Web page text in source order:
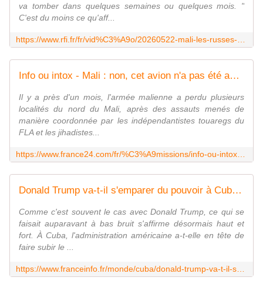
va tomber dans quelques semaines ou quelques mois. "
C'est du moins ce qu'aff...
Info ou intox - Mali : non, cet avion n'a pas été accidenté par une frappe de drone
Il y a près d'un mois, l'armée malienne a perdu plusieurs
localités du nord du Mali, après des assauts menés de
manière coordonnée par les indépendantistes touaregs du
FLA et les jihadistes...
Donald Trump va-t-il s'emparer du pouvoir à Cuba ?
Comme c'est souvent le cas avec Donald Trump, ce qui se
faisait auparavant à bas bruit s'affirme désormais haut et
fort. À Cuba, l'administration américaine a-t-elle en tête de
faire subir le ...